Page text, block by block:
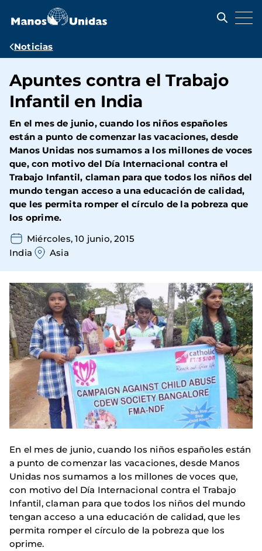
contenido
Ruta
navegación
Noticias
Apuntes contra el Trabajo
Infantil en India
En el mes de junio, cuando los niños españoles
están a punto de comenzar las vacaciones, desde
Manos Unidas nos sumamos a los millones de voces
que, con motivo del Día Internacional contra el
Trabajo Infantil, claman para que todos los niños del
mundo tengan acceso a una educación de calidad,
que les permita romper el círculo de la pobreza que
los oprime.
Miércoles, 10 junio, 2015
India
Asia
En el mes de junio, cuando los niños españoles están
a punto de comenzar las vacaciones, desde Manos
Unidas nos sumamos a los millones de voces que,
con motivo del Día Internacional contra el Trabajo
Infantil, claman para que todos los niños del mundo
tengan acceso a una educación de calidad, que les
permita romper el círculo de la pobreza que los
oprime.